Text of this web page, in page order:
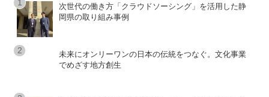
次世代の働き方「クラウドソーシング」を活用した静
岡県の取り組み事例
未来にオンリーワンの日本の伝統をつなぐ。文化事業
でめざす地方創生